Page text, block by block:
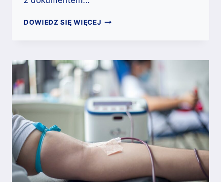
DOWIEDZ SIĘ WIĘCEJ KRWIODAWSTWO:
DAWCY?
PEŁNE
INFORMACJE
DLA
CHĘTNYCH